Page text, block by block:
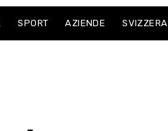
SPORT AZIENDE SVIZZERA